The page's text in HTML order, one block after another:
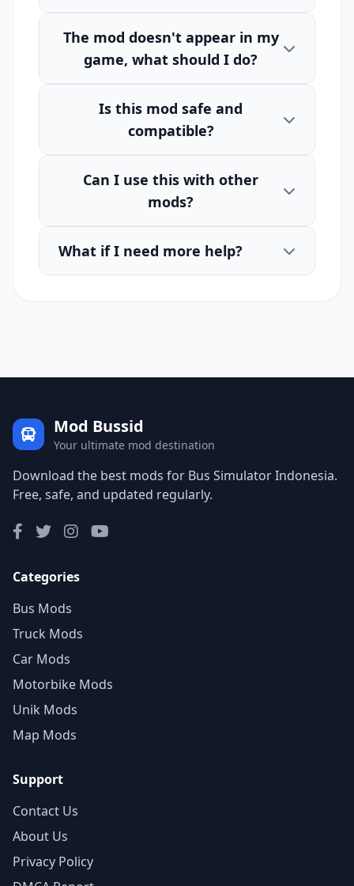
The mod doesn't appear in my
game, what should I do?
Is this mod safe and
compatible?
Can I use this with other
mods?
What if I need more help?
Mod Bussid
Your ultimate mod destination
Download the best mods for Bus Simulator Indonesia.
Free, safe, and updated regularly.
Categories
Bus Mods
Truck Mods
Car Mods
Motorbike Mods
Unik Mods
Map Mods
Support
Contact Us
About Us
Privacy Policy